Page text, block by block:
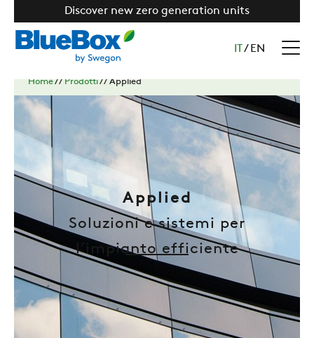
Discover new zero generation units
/ EN
Home// Prodotti//Applied
Applied
Soluzioni e sistemi per
l’impianto efficiente